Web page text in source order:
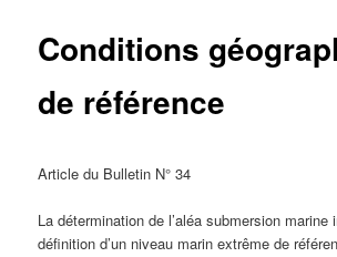
Conditions
de référence
Article du Bulletin N° 34
La détermination de l’aléa submersion marine
définition d’un niveau marin extrême de